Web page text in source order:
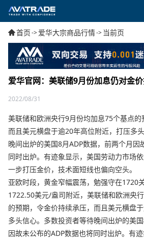
首页->爱华大宗商品行情-> 当前页
爱华官网：美联储9月份加息仍对金
2022/08/31
美联储和欧洲央行9月份均加息75个基点的
而且美元横盘于逾20年高位附近，打压多
晚间出炉的美国8月ADP数据，前两个月因
同时出炉。有迹象显示，美国劳动力市场
一步打压金价，技术面短线也偏向空头。
亚欧时段，黄金窄幅震荡，勉强守在1720
1722.50美元/盎司附近，美联储和欧洲央
的预期，令金价持续承压，而且美元横盘
多头信心。多数投资者等待晚间出炉的美
因故未公布的ADP数据也将同时出炉。有